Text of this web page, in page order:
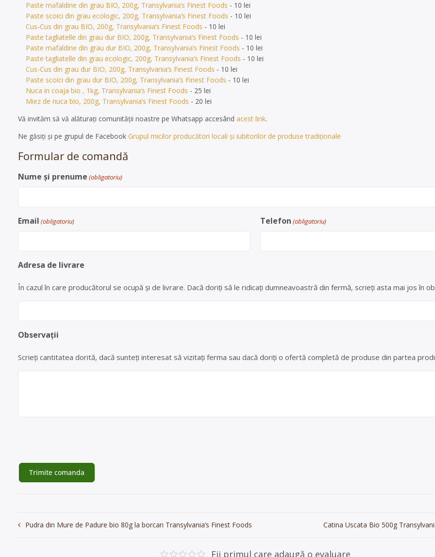
Paste mafaldine din grau BIO, 200g, Transylvania’s Finest Foods - 10 lei
Paste scoici din grau ecologic, 200g, Transylvania’s Finest Foods - 10 lei
Cus-Cus din grau BIO, 200g, Transylvania’s Finest Foods - 10 lei
Paste tagliatelle din grau dur BIO, 200g, Transylvania’s Finest Foods - 10 lei
Paste mafaldine din grau dur BIO, 200g, Transylvania’s Finest Foods - 10 lei
Paste tagliatelle din grau ecologic, 200g, Transylvania’s Finest Foods - 10 lei
Cus-Cus din grau dur BIO, 200g, Transylvania’s Finest Foods - 10 lei
Paste scoici din grau dur BIO, 200g, Transylvania’s Finest Foods - 10 lei
Nuca in coaja bio , 1kg, Transylvania’s Finest Foods - 25 lei
Miez de nuca bio, 200g, Transylvania’s Finest Foods - 20 lei
Vă invităm să vă alăturați comunității noastre pe Whatsapp accesând acest link.
Ne găsiți și pe grupul de Facebook Grupul micilor producători locali și iubitorilor de produse tradiționale
Formular de comandă
Nume și prenume (obligatoriu)
Email (obligatoriu) Telefon (obligatoriu)
Adresa de livrare
În cazul în care producătorul se ocupă și de livrare. Dacă doriți să le ridicați dumneavoastră din fermă, scrieți asta mai jos în
Observații
Scrieți cantitatea dorită, dacă sunteți interesat să vizitați ferma sau dacă doriți o ofertă completă de produse din partea
Navigare
Pudra din Mure de Padure bio 80g la borcan Transylvania’s Finest Foods Catina Uscata Bio 500g
Fii primul care adaugă o evaluare